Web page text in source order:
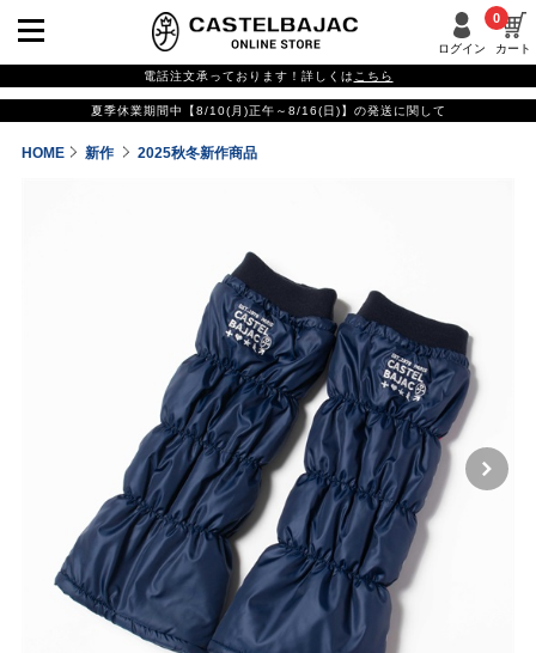
ログイン カート
0
電話注文承っております！詳しくは こちら
夏季休業期間中【8/10(月)正午～8/16(日)】の発送に関して
HOME 新作 2025秋冬新作商品